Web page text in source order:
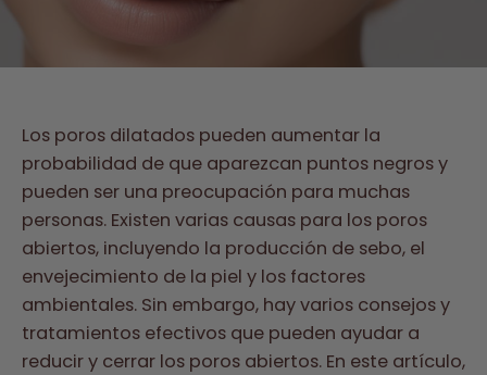
Los poros dilatados pueden aumentar la
probabilidad de que aparezcan puntos negros y
pueden ser una preocupación para muchas
personas. Existen varias causas para los poros
abiertos, incluyendo la producción de sebo, el
envejecimiento de la piel y los factores
ambientales. Sin embargo, hay varios consejos y
tratamientos efectivos que pueden ayudar a
reducir y cerrar los poros abiertos. En este artículo,